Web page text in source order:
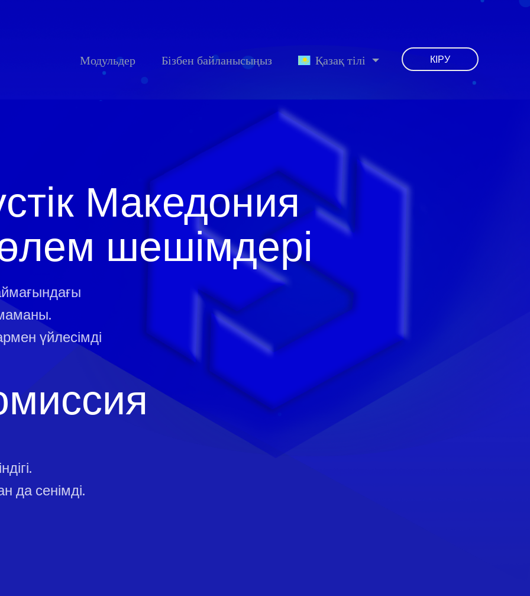
КІРУ
Модульдер Бізбен байланысыңыз Қазақ тілі
Македония
шешімдері
үйлесімді
да сенімді.